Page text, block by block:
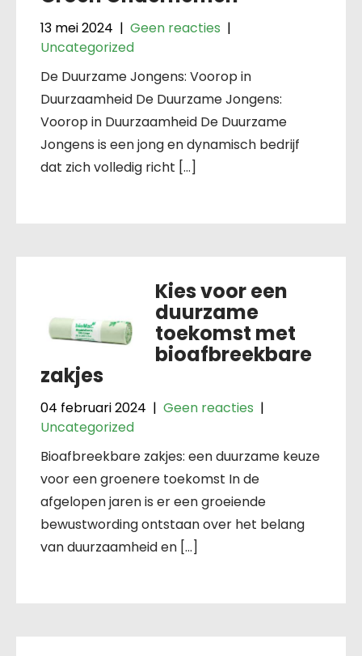
13 mei 2024 | Geen reacties |
Uncategorized
De Duurzame Jongens: Voorop in
Duurzaamheid De Duurzame Jongens:
Voorop in Duurzaamheid De Duurzame
Jongens is een jong en dynamisch bedrijf
dat zich volledig richt […]
Kies voor een
duurzame
toekomst met
bioafbreekbare
zakjes
04 februari 2024 | Geen reacties |
Uncategorized
Bioafbreekbare zakjes: een duurzame keuze
voor een groenere toekomst In de
afgelopen jaren is er een groeiende
bewustwording ontstaan over het belang
van duurzaamheid en […]